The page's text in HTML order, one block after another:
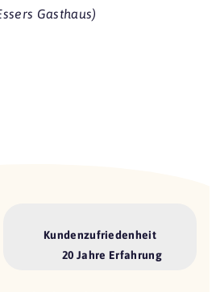
Gasthaus)
Kundenzufriedenheit
20 Jahre Erfahrung